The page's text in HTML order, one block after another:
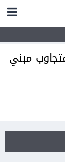
مبني